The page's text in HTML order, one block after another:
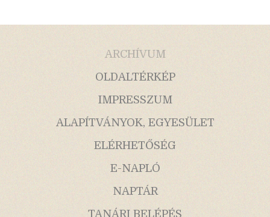
ARCHÍVUM
OLDALTÉRKÉP
IMPRESSZUM
ALAPÍTVÁNYOK, EGYESÜLET
ELÉRHETŐSÉG
E-NAPLÓ
NAPTÁR
TANÁRI BELÉPÉS